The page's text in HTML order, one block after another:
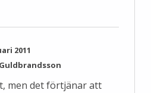
2011
men det förtjänar att